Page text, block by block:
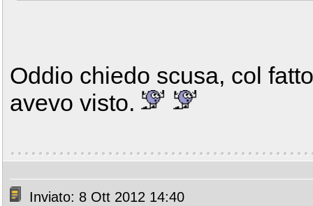
Oddio chiedo scusa, col
avevo visto.
Inviato: 8 Ott 2012 14:40